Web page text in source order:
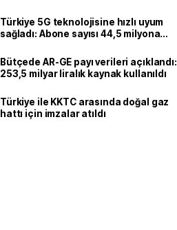
Türkiye 5G teknolojisine hızlı uyum
sağladı: Abone sayısı 44,5 milyona
Bütçede AR-GE payı verileri açıklandı:
253,5 milyar liralık kaynak kullanıldı
Türkiye ile KKTC arasında doğal gaz
hattı için imzalar atıldı